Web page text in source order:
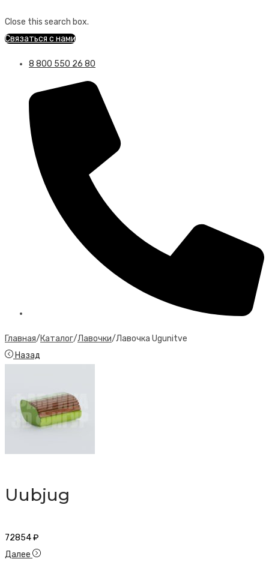
Close this search box.
Связаться с нами
8 800 550 26 80
Главная/Каталог/Лавочки/Лавочка Ugunitve
Назад
Uubjug
72854₽
Далее